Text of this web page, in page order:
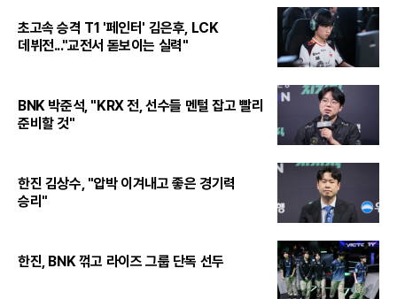
초고속 승격 T1 '페인터' 김은후, LCK
데뷔전..."교전서 돋보이는 실력"
BNK 박준석, "KRX 전, 선수들 멘털 잡고 빨리
준비할 것"
한진 김상수, "압박 이겨내고 좋은 경기력
승리"
한진, BNK 꺾고 라이즈 그룹 단독 선두